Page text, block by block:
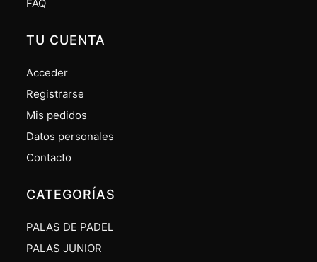
FAQ
TU CUENTA
Acceder
Registrarse
Mis pedidos
Datos personales
Contacto
CATEGORÍAS
PALAS DE PADEL
PALAS JUNIOR